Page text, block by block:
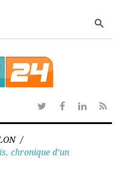
search
TwitterFacebook
Linkedin
RSS
/
chronique d’un